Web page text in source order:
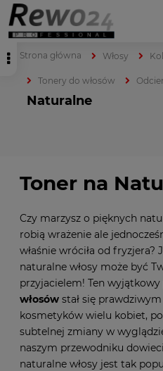
Strona główna Włosy
Tonery do włosów
Naturalne
Toner na
Czy marzysz o pięknych
robią wrażenie ale
właśnie wróciła od fryzjera?
naturalne włosy może być
przyjacielem! Ten wyjątkowy
włosów stał się
kosmetyków wielu kobiet,
subtelnej zmiany w
naszym przewodniku
naturalne włosy jest tak